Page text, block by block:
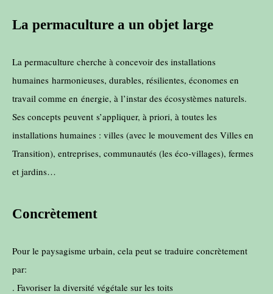
La permaculture a un objet large
La permaculture cherche à concevoir des installations
humaines harmonieuses, durables, résilientes, économes en
travail comme en énergie, à l’instar des écosystèmes naturels.
Ses concepts peuvent s’appliquer, à priori, à toutes les
installations humaines : villes (avec le mouvement des Villes en
Transition), entreprises, communautés (les éco-villages), fermes
et jardins…
Concrètement
Pour le paysagisme urbain, cela peut se traduire concrètement
par:
. Favoriser la diversité végétale sur les toits